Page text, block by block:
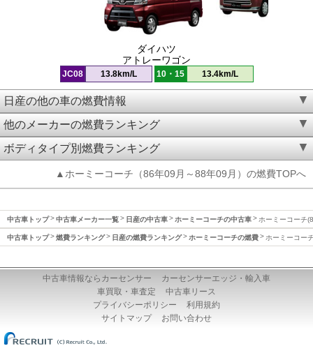
ダイハツ
アトレーワゴン
JC08 13.8km/L 10・15 13.4km/L
日産の他の車の燃費情報
他のメーカーの燃費ランキング
ボディタイプ別燃費ランキング
▲ホーミーコーチ（86年09月～88年09月）の燃費TOPへ
中古車トップ 中古車メーカー一覧 日産の中古車 ホーミーコーチの中古車 ホーミーコーチ
中古車トップ 燃費ランキング 日産の燃費ランキング ホーミーコーチの燃費 ホーミーコー
中古車情報ならカーセンサー
カーセンサーエッジ・輸入車
車買取・車査定
中古車リース
プライバシーポリシー
利用規約
サイトマップ
お問い合わせ